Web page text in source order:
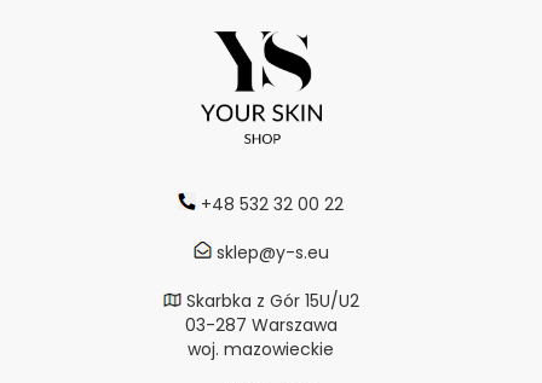
+48 532 32 00 22
sklep@y-s.eu
Skarbka z Gór 15U/U2
03-287 Warszawa
woj. mazowieckie